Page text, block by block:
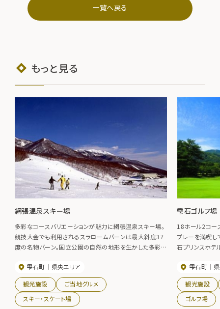
一覧へ戻る
もっと見る
網張温泉スキー場
多彩なコースバリエーションが魅力に網張温泉スキー場。
競技大会でも利用されるスラロームバーンは最大斜度37
度の名物バーン。国立公園の自然の地形を生かした多彩な
雫石町
県央エリア
観光施設
ご当地グルメ
スキー・スケート場
雫石ゴルフ場
18ホール2コー
プレーを満喫し
石プリンスホテ
雫石町
観光施設
ゴルフ場